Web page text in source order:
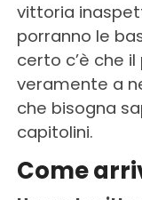
vittoria
porranno le
certo c’è che
veramente a
che bisogna
capitolini.
Come